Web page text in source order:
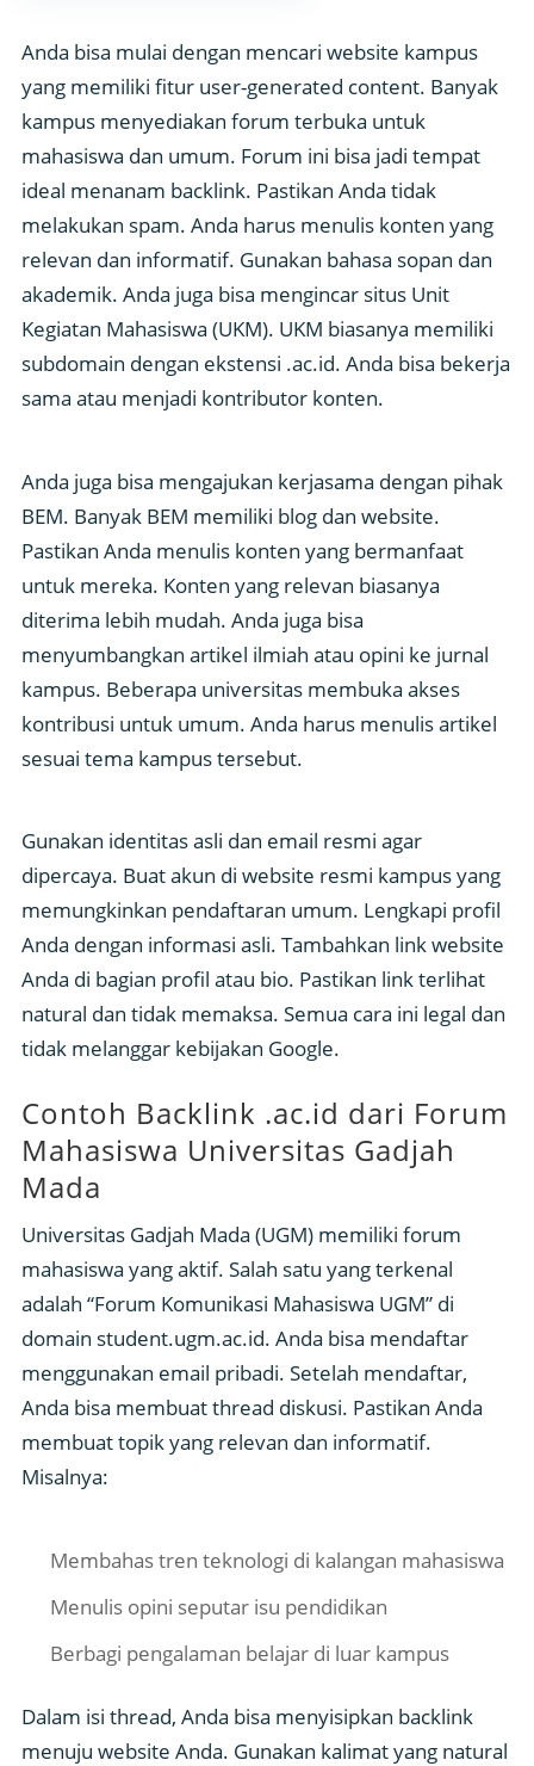
Anda bisa mulai dengan mencari website kampus
yang memiliki fitur user-generated content. Banyak
kampus menyediakan forum terbuka untuk
mahasiswa dan umum. Forum ini bisa jadi tempat
ideal menanam backlink. Pastikan Anda tidak
melakukan spam. Anda harus menulis konten yang
relevan dan informatif. Gunakan bahasa sopan dan
akademik. Anda juga bisa mengincar situs Unit
Kegiatan Mahasiswa (UKM). UKM biasanya memiliki
subdomain dengan ekstensi .ac.id. Anda bisa bekerja
sama atau menjadi kontributor konten.
Anda juga bisa mengajukan kerjasama dengan pihak
BEM. Banyak BEM memiliki blog dan website.
Pastikan Anda menulis konten yang bermanfaat
untuk mereka. Konten yang relevan biasanya
diterima lebih mudah. Anda juga bisa
menyumbangkan artikel ilmiah atau opini ke jurnal
kampus. Beberapa universitas membuka akses
kontribusi untuk umum. Anda harus menulis artikel
sesuai tema kampus tersebut.
Gunakan identitas asli dan email resmi agar
dipercaya. Buat akun di website resmi kampus yang
memungkinkan pendaftaran umum. Lengkapi profil
Anda dengan informasi asli. Tambahkan link website
Anda di bagian profil atau bio. Pastikan link terlihat
natural dan tidak memaksa. Semua cara ini legal dan
tidak melanggar kebijakan Google.
Contoh Backlink .ac.id dari Forum
Mahasiswa Universitas Gadjah
Mada
Universitas Gadjah Mada (UGM) memiliki forum
mahasiswa yang aktif. Salah satu yang terkenal
adalah “Forum Komunikasi Mahasiswa UGM” di
domain student.ugm.ac.id. Anda bisa mendaftar
menggunakan email pribadi. Setelah mendaftar,
Anda bisa membuat thread diskusi. Pastikan Anda
membuat topik yang relevan dan informatif.
Misalnya:
Membahas tren teknologi di kalangan mahasiswa
Menulis opini seputar isu pendidikan
Berbagi pengalaman belajar di luar kampus
Dalam isi thread, Anda bisa menyisipkan backlink
menuju website Anda. Gunakan kalimat yang natural